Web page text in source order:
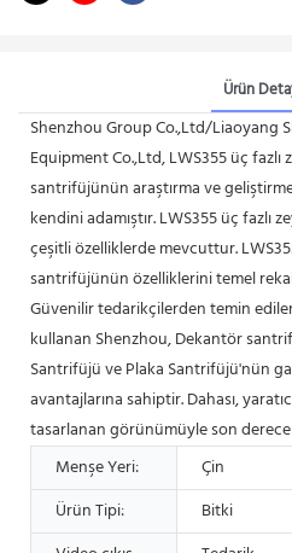
Ürün
Shenzhou Group Co.,Ltd/Liaoyang
Equipment Co.,Ltd, LWS355 üç
santrifüjünün araştırma ve
kendini adamıştır. LWS355 üç
çeşitli özelliklerde mevcuttur.
santrifüjünün özelliklerini temel
Güvenilir tedarikçilerden temin
kullanan Shenzhou, Dekantör
Santrifüjü ve Plaka Santrifüjü'nün
avantajlarına sahiptir. Dahası,
tasarlanan görünümüyle son
Menşe Yeri:
Çin
Ürün Tipi:
Bitki